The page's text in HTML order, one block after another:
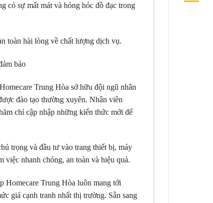
có sự mất mát và hỏng hóc đồ đạc trong
toàn hài lòng về chất lượng dịch vụ.
bảo
Trung Hòa sở hữu đội ngũ nhân
đào tạo thường xuyên. Nhân viên
chỉ cập nhập những kiến thức mới để
trọng và đầu tư vào trang thiết bị, máy
việc nhanh chóng, an toàn và hiệu quả.
Homecare Trung Hòa luôn mang tới
giá cạnh tranh nhất thị trường. Sẵn sang